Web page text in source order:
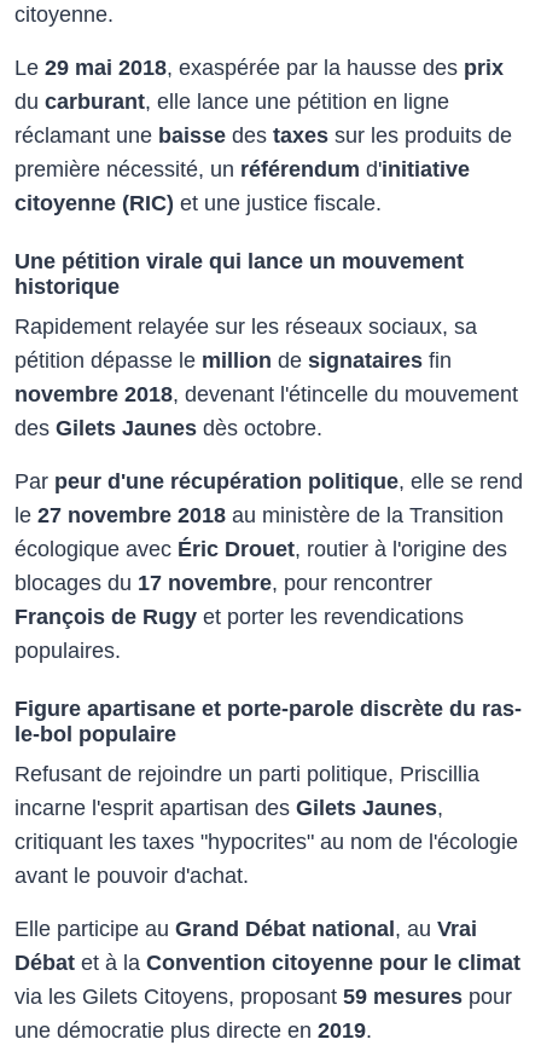
citoyenne.
Le 29 mai 2018, exaspérée par la hausse des prix
du carburant, elle lance une pétition en ligne
réclamant une baisse des taxes sur les produits de
première nécessité, un référendum d'initiative
citoyenne (RIC) et une justice fiscale.
Une pétition virale qui lance un mouvement
historique
Rapidement relayée sur les réseaux sociaux, sa
pétition dépasse le million de signataires fin
novembre 2018, devenant l'étincelle du mouvement
des Gilets Jaunes dès octobre.
Par peur d'une récupération politique, elle se rend
le 27 novembre 2018 au ministère de la Transition
écologique avec Éric Drouet, routier à l'origine des
blocages du 17 novembre, pour rencontrer
François de Rugy et porter les revendications
populaires.​
Figure apartisane et porte-parole discrète du ras-
le-bol populaire
Refusant de rejoindre un parti politique, Priscillia
incarne l'esprit apartisan des Gilets Jaunes,
critiquant les taxes "hypocrites" au nom de l'écologie
avant le pouvoir d'achat.
Elle participe au Grand Débat national , au Vrai
Débat et à la Convention citoyenne pour le climat
via les Gilets Citoyens, proposant 59 mesures pour
une démocratie plus directe en 2019. ​